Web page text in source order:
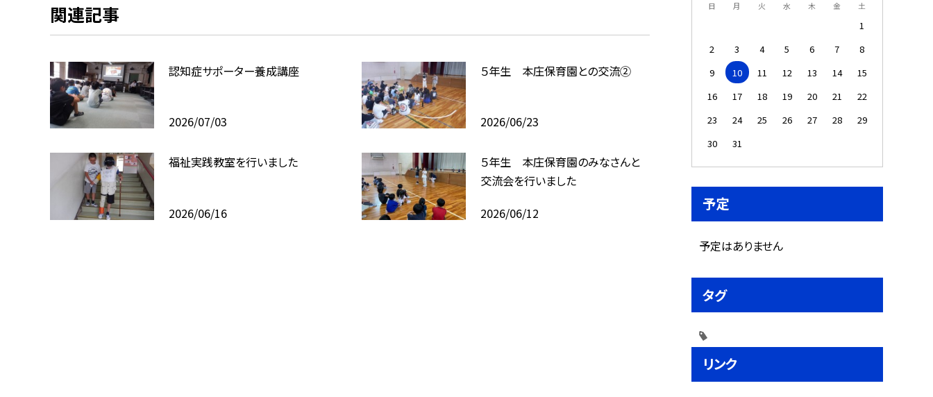
関連記事
認知症サポーター養成講座
2026/07/03
５年生 本庄保育園との交流②
2026/06/23
福祉実践教室を行いました
2026/06/16
５年生 本庄保育園のみなさんと
交流会を行いました
2026/06/12
日 月 火 水 木 金 土
1
2
3 4 5 6 7
8
9
10 11 12 13 14
15
16
17 18 19 20 21
22
23
24 25 26 27 28
29
30
31
予定
予定はありません
タグ
リンク